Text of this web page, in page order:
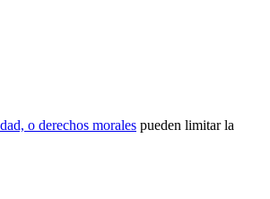
o derechos morales pueden limitar la